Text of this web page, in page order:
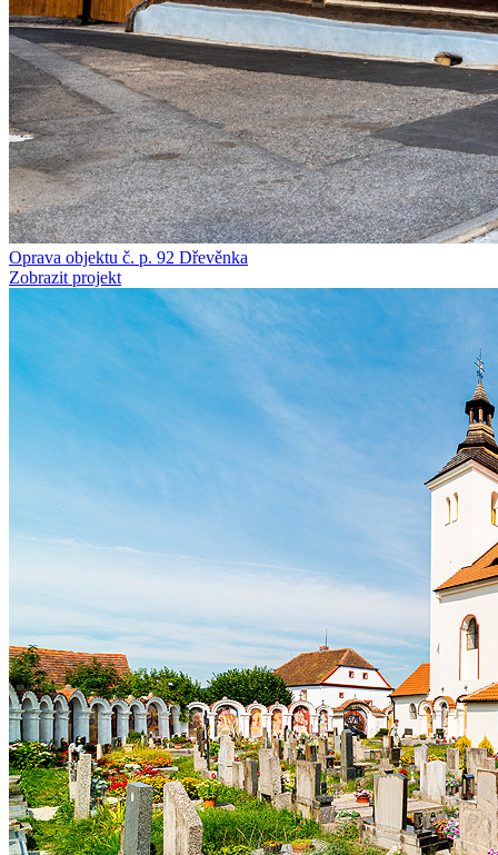
Oprava objektu č. p. 92 Dřevěnka
Zobrazit projekt